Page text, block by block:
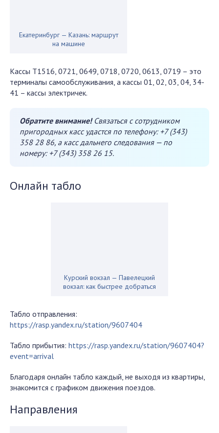
Екатеринбург — Казань: маршрут
на машине
Кассы T1516, 0721, 0649, 0718, 0720, 0613, 0719 – это
терминалы самообслуживания, а кассы 01, 02, 03, 04, 34-
41 – кассы электричек.
Обратите внимание!Связаться с сотрудником
пригородных касс удастся по телефону: +7 (343)
358 28 86, а касс дальнего следования — по
номеру: +7 (343) 358 26 15.
Онлайн табло
Курский вокзал — Павелецкий
вокзал: как быстрее добраться
Табло отправления:
https://rasp.yandex.ru/station/9607404
Табло прибытия: https://rasp.yandex.ru/station/9607404?
event=arrival
Благодаря онлайн табло каждый, не выходя из квартиры,
знакомится с графиком движения поездов.
Направления